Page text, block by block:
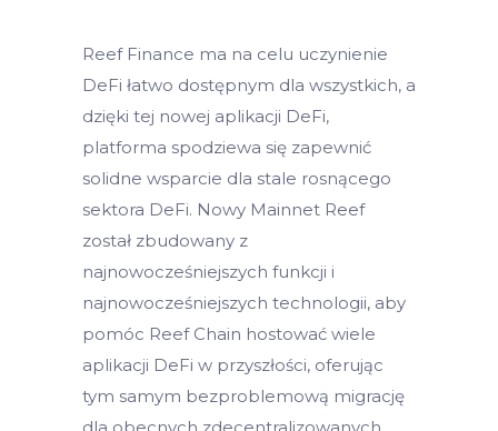
Reef Finance ma na celu uczynienie
DeFi łatwo dostępnym dla wszystkich, a
dzięki tej nowej aplikacji DeFi,
platforma spodziewa się zapewnić
solidne wsparcie dla stale rosnącego
sektora DeFi. Nowy Mainnet Reef
został zbudowany z
najnowocześniejszych funkcji i
najnowocześniejszych technologii, aby
pomóc Reef Chain hostować wiele
aplikacji DeFi w przyszłości, oferując
tym samym bezproblemową migrację